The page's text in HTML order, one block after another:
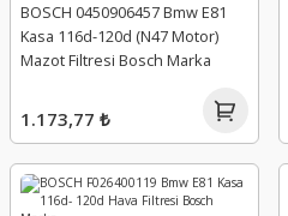
BOSCH 0450906457 Bmw E81
Kasa 116d-120d (N47 Motor)
Mazot Filtresi Bosch Marka
1.173,77 ₺